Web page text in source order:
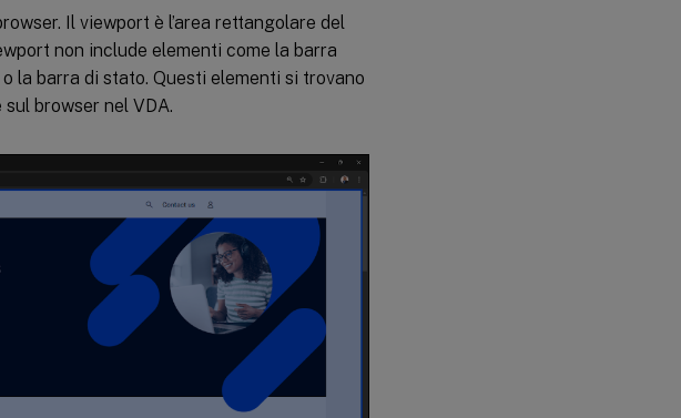
Il viewport è l’area rettangolare del
non include elementi come la barra
la barra di stato. Questi elementi si trovano
browser nel VDA.